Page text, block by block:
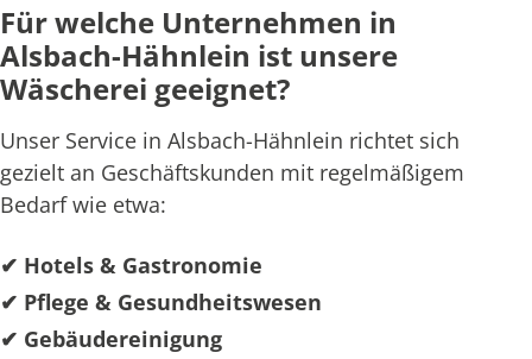
Für welche Unternehmen in
Alsbach-Hähnlein ist unsere
Wäscherei geeignet?
Unser Service in Alsbach-Hähnlein richtet sich
gezielt an Geschäftskunden mit regelmäßigem
Bedarf wie etwa:
✔ Hotels & Gastronomie
✔ Pflege & Gesundheitswesen
✔ Gebäudereinigung